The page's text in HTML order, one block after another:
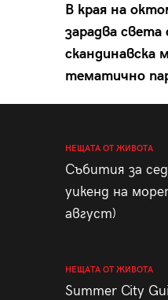
В края на
зарадва
скандинавска
тематично
НЕЩАТА ОТ ЖИВОТА
Събития за
уикенд на
август)
НЕЩАТА ОТ ЖИВОТА
Summer City